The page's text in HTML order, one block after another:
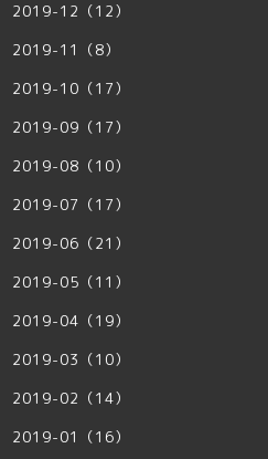
2019-12（12）
2019-11（8）
2019-10（17）
2019-09（17）
2019-08（10）
2019-07（17）
2019-06（21）
2019-05（11）
2019-04（19）
2019-03（10）
2019-02（14）
2019-01（16）